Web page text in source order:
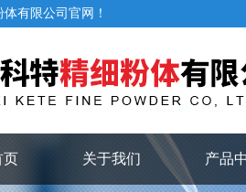
有限公司官网！
页 关于我们 产品